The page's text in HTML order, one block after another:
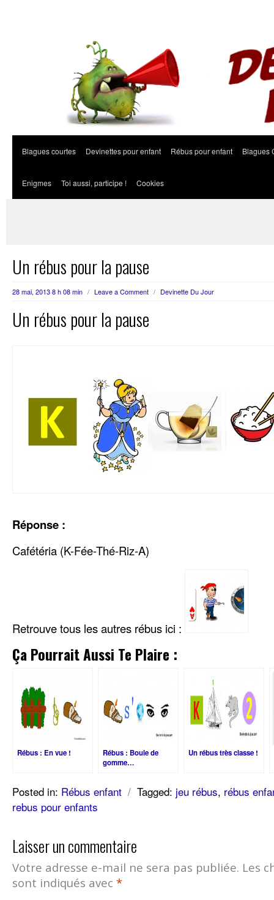
Blagues courtes Devinettes pour enfant Rébus pour enfant Blagues
Enigmes Toi aussi, participe ! Cookies
Un rébus pour la pause
28 mai, 2013 8 h 08 min / Leave a Comment / Devinette Du Jour
Un rébus pour la pause
Réponse :
Cafétéria (K-Fée-Thé-Riz-A)
Retrouve tous les autres rébus ici :
Ça Pourrait Aussi Te Plaire :
Rébus : En vue !
Rébus : Boule de
gomme…
Un rébus très classe !
Posted in: Rébus enfant / Tagged: jeu rébus, rébus
rebus pour enfants
Laisser un commentaire
Votre adresse e-mail ne sera pas publiée. Les
sont indiqués avec *